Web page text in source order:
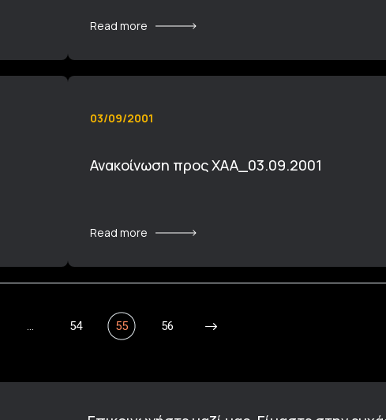
Read more
03/09/2001
Ανακοίνωση προς ΧΑΑ_03.09.2001
Read more
… 54 55 56